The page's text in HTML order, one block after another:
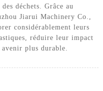
déchets. Grâce au
Jiarui Machinery Co.,
considérablement leurs
réduire leur impact
plus durable.